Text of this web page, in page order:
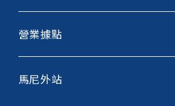
營業據點
馬尼外站